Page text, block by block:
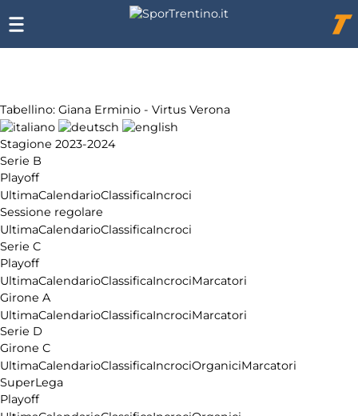
Tabellino: Giana Erminio - Virtus Verona
Stagione 2023-2024
Serie B
Playoff
UltimaCalendarioClassificaIncroci
Sessione regolare
UltimaCalendarioClassificaIncroci
Serie C
Playoff
UltimaCalendarioClassificaIncrociMarcatori
Girone A
UltimaCalendarioClassificaIncrociMarcatori
Serie D
Girone C
UltimaCalendarioClassificaIncrociOrganiciMarcatori
SuperLega
Playoff
Chi
siamo
Affiliazione